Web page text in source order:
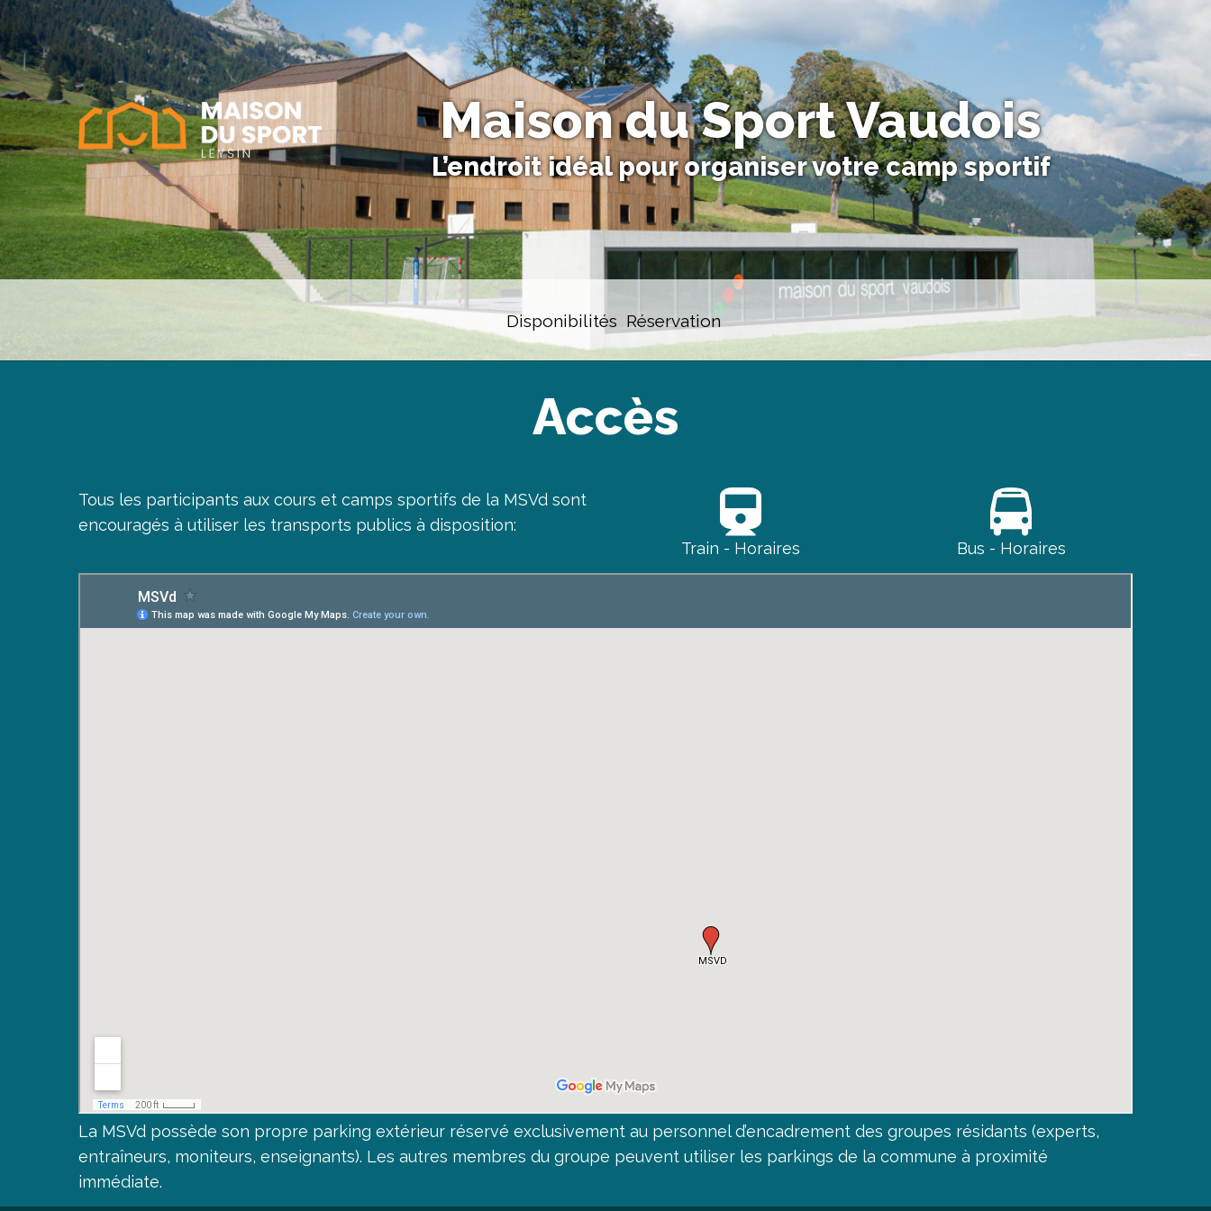
Maison du Sport Vaudois
L’endroit idéal pour organiser votre camp sportif
Disponibilités Réservation
Accès
Tous les participants aux cours et camps sportifs de la MSVd sont
encouragés à utiliser les transports publics à disposition:
Train - Horaires
Bus - Horaires
La MSVd possède son propre parking extérieur réservé exclusivement au personnel d’encadrement des groupes résidants (experts,
entraîneurs, moniteurs, enseignants). Les autres membres du groupe peuvent utiliser les parkings de la commune à proximité
immédiate.